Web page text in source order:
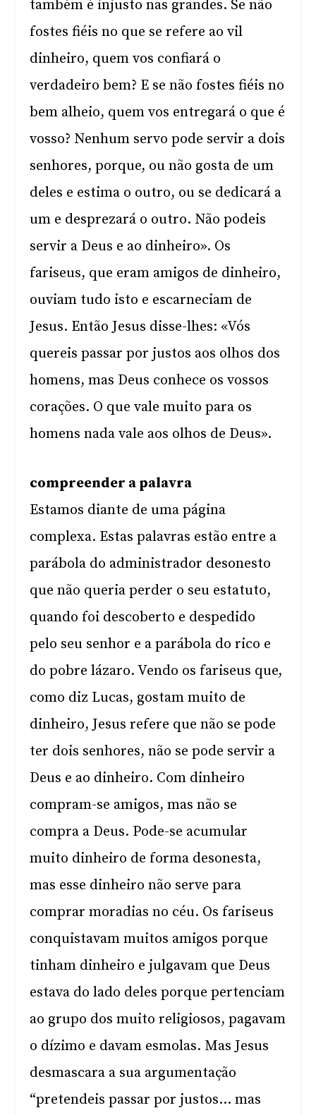
também é injusto nas grandes. Se não
fostes fiéis no que se refere ao vil
dinheiro, quem vos confiará o
verdadeiro bem? E se não fostes fiéis no
bem alheio, quem vos entregará o que é
vosso? Nenhum servo pode servir a dois
senhores, porque, ou não gosta de um
deles e estima o outro, ou se dedicará a
um e desprezará o outro. Não podeis
servir a Deus e ao dinheiro». Os
fariseus, que eram amigos de dinheiro,
ouviam tudo isto e escarneciam de
Jesus. Então Jesus disse-lhes: «Vós
quereis passar por justos aos olhos dos
homens, mas Deus conhece os vossos
corações. O que vale muito para os
homens nada vale aos olhos de Deus».
compreender a palavra
Estamos diante de uma página
complexa. Estas palavras estão entre a
parábola do administrador desonesto
que não queria perder o seu estatuto,
quando foi descoberto e despedido
pelo seu senhor e a parábola do rico e
do pobre lázaro. Vendo os fariseus que,
como diz Lucas, gostam muito de
dinheiro, Jesus refere que não se pode
ter dois senhores, não se pode servir a
Deus e ao dinheiro. Com dinheiro
compram-se amigos, mas não se
compra a Deus. Pode-se acumular
muito dinheiro de forma desonesta,
mas esse dinheiro não serve para
comprar moradias no céu. Os fariseus
conquistavam muitos amigos porque
tinham dinheiro e julgavam que Deus
estava do lado deles porque pertenciam
ao grupo dos muito religiosos, pagavam
o dízimo e davam esmolas. Mas Jesus
desmascara a sua argumentação
“pretendeis passar por justos… mas